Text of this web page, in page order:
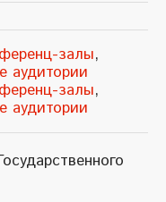
залы,
аудитории
залы,
аудитории